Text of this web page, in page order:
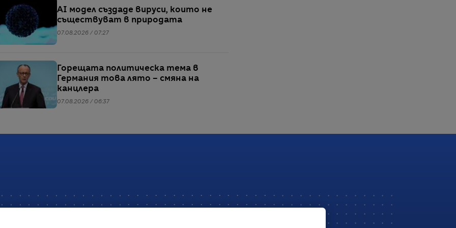
AI модел създаде вируси, които не
съществуват в природата
07.08.2026 / 07:27
Горещата политическа тема в
Германия това лято – смяна на
канцлера
07.08.2026 / 06:37